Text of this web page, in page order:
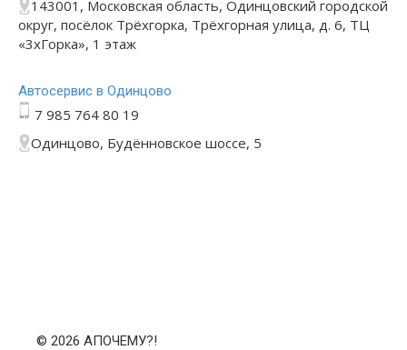
143001, Московская область, Одинцовский городской
округ, посёлок Трёхгорка, Трёхгорная улица, д. 6, ТЦ
«3хГорка», 1 этаж
Автосервис в Одинцово
7 985 764 80 19
Одинцово, Будённовское шоссе, 5
© 2026 АПОЧЕМУ?!